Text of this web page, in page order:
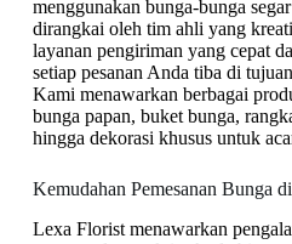
menggunakan bunga-bunga
dirangkai oleh tim ahli yang
layanan pengiriman yang cepat
setiap pesanan Anda tiba di
Kami menawarkan berbagai
bunga papan, buket bunga,
hingga dekorasi khusus untuk
Kemudahan Pemesanan Bunga
Lexa Florist menawarkan